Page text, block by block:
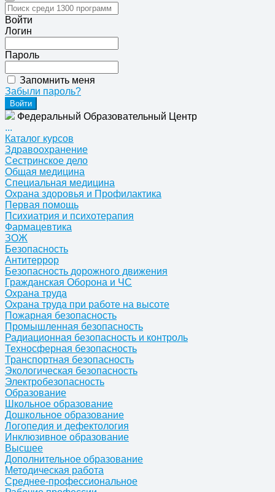
Войти
Логин
Пароль
Запомнить меня
Забыли пароль?
Федеральный Образовательный Центр
...
Каталог курсов
Здравоохранение
Сестринское дело
Общая медицина
Специальная медицина
Охрана здоровья и Профилактика
Первая помощь
Психиатрия и психотерапия
Фармацевтика
ЗОЖ
Безопасность
Антитеррор
Безопасность дорожного движения
Гражданская Оборона и ЧС
Охрана труда
Охрана труда при работе на высоте
Пожарная безопасность
Промышленная безопасность
Радиационная безопасность и контроль
Техносферная безопасность
Транспортная безопасность
Экологическая безопасность
Электробезопасность
Образование
Школьное образование
Дошкольное образование
Логопедия и дефектология
Инклюзивное образование
Высшее
Дополнительное образование
Методическая работа
Среднее-профессиональное